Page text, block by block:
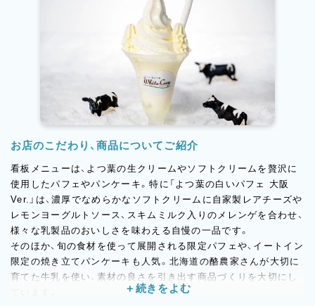
そんな「よつ葉のファンづくりの場」として運営しています。
お店のこだわり、商品についてご紹介
看板メニューは、よつ葉の生クリームやソフトクリームを贅沢に
使用したパフェやパンケーキ。特に「よつ葉の白いパフェ 大阪
Ver.」は、濃厚でなめらかなソフトクリームに自家製レアチーズや
レモンヨーグルトソース、スキムミルク入りのメレンゲを合わせ、
様々な乳製品のおいしさを味わえる自慢の一品です。
そのほか、旬の食材を使って展開される限定パフェや、イートイン
限定の焼き立てパンケーキも人気。北海道の酪農家さんが大切に
育てた牛乳を使い、素材の良さを引き出す商品づくりを大切にし